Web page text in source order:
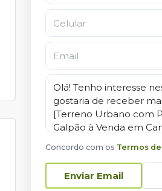
Concordo com os Termos de
Enviar Email